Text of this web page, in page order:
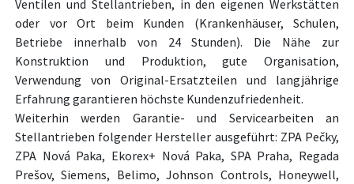
Ventilen und Stellantrieben, in den eigenen Werkstätten
oder vor Ort beim Kunden (Krankenhäuser, Schulen,
Betriebe innerhalb von 24 Stunden). Die Nähe zur
Konstruktion und Produktion, gute Organisation,
Verwendung von Original-Ersatzteilen und langjährige
Erfahrung garantieren höchste Kundenzufriedenheit.
Weiterhin werden Garantie- und Servicearbeiten an
Stellantrieben folgender Hersteller ausgeführt: ZPA Pečky,
ZPA Nová Paka, Ekorex+ Nová Paka, SPA Praha, Regada
Prešov, Siemens, Belimo, Johnson Controls, Honeywell,